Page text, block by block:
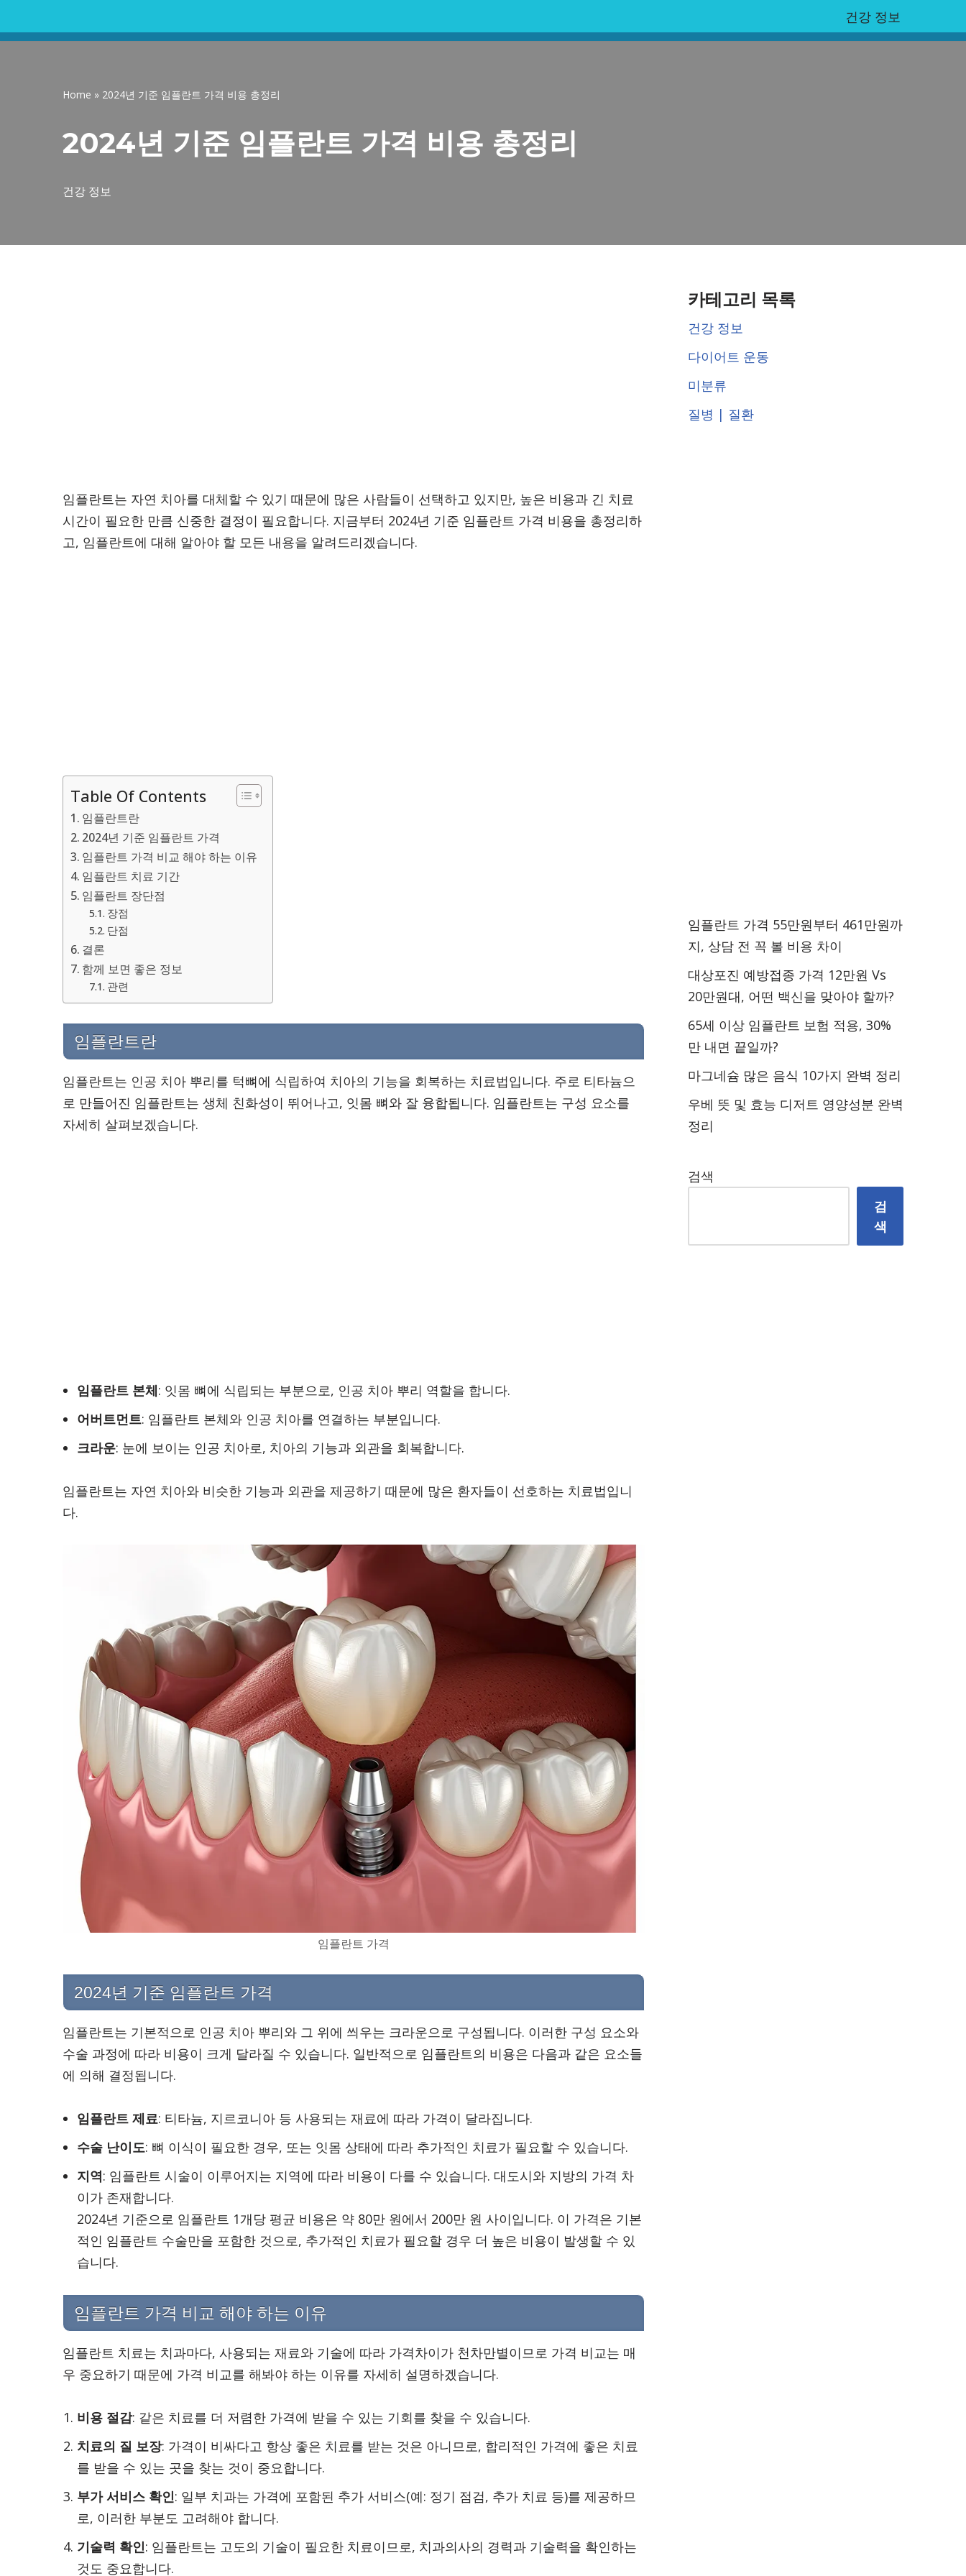
콘
건강 정보
Home » 2024년 기준 임플란트 가격 비용 총정리
2024년 기준 임플란트 가격 비용 총정리
건강 정보
임플란트는 자연 치아를 대체할 수 있기 때문에 많은 사람들이 선택하고 있지만, 높은 비용과 긴 치료
시간이 필요한 만큼 신중한 결정이 필요합니다. 지금부터 2024년 기준 임플란트 가격 비용을 총정리하
고, 임플란트에 대해 알아야 할 모든 내용을 알려드리겠습니다.
Table Of Contents
임플란트란
2024년 기준 임플란트 가격
임플란트 가격 비교 해야 하는 이유
임플란트 치료 기간
임플란트 장단점
장점
단점
결론
함께 보면 좋은 정보
관련
임플란트란
임플란트는 인공 치아 뿌리를 턱뼈에 식립하여 치아의 기능을 회복하는 치료법입니다. 주로 티타늄으
로 만들어진 임플란트는 생체 친화성이 뛰어나고, 잇몸 뼈와 잘 융합됩니다. 임플란트는 구성 요소를
자세히 살펴보겠습니다.
임플란트 본체: 잇몸 뼈에 식립되는 부분으로, 인공 치아 뿌리 역할을 합니다.
어버트먼트: 임플란트 본체와 인공 치아를 연결하는 부분입니다.
크라운: 눈에 보이는 인공 치아로, 치아의 기능과 외관을 회복합니다.
임플란트는 자연 치아와 비슷한 기능과 외관을 제공하기 때문에 많은 환자들이 선호하는 치료법입니
다.
임플란트 가격
2024년 기준 임플란트 가격
임플란트는 기본적으로 인공 치아 뿌리와 그 위에 씌우는 크라운으로 구성됩니다. 이러한 구성 요소와
수술 과정에 따라 비용이 크게 달라질 수 있습니다. 일반적으로 임플란트의 비용은 다음과 같은 요소들
에 의해 결정됩니다.
임플란트 제료: 티타늄, 지르코니아 등 사용되는 재료에 따라 가격이 달라집니다.
수술 난이도: 뼈 이식이 필요한 경우, 또는 잇몸 상태에 따라 추가적인 치료가 필요할 수 있습니다.
지역: 임플란트 시술이 이루어지는 지역에 따라 비용이 다를 수 있습니다. 대도시와 지방의 가격 차
이가 존재합니다.
2024년 기준으로 임플란트 1개당 평균 비용은 약 80만 원에서 200만 원 사이입니다. 이 가격은 기본
적인 임플란트 수술만을 포함한 것으로, 추가적인 치료가 필요할 경우 더 높은 비용이 발생할 수 있
습니다.
임플란트 가격 비교 해야 하는 이유
임플란트 치료는 치과마다, 사용되는 재료와 기술에 따라 가격차이가 천차만별이므로 가격 비교는 매
우 중요하기 때문에 가격 비교를 해봐야 하는 이유를 자세히 설명하겠습니다.
비용 절감: 같은 치료를 더 저렴한 가격에 받을 수 있는 기회를 찾을 수 있습니다.
치료의 질 보장: 가격이 비싸다고 항상 좋은 치료를 받는 것은 아니므로, 합리적인 가격에 좋은 치료
를 받을 수 있는 곳을 찾는 것이 중요합니다.
부가 서비스 확인: 일부 치과는 가격에 포함된 추가 서비스(예: 정기 점검, 추가 치료 등)를 제공하므
로, 이러한 부분도 고려해야 합니다.
기술력 확인: 임플란트는 고도의 기술이 필요한 치료이므로, 치과의사의 경력과 기술력을 확인하는
것도 중요합니다.
카테고리 목록
건강 정보
다이어트 운동
미분류
질병 | 질환
임플란트 가격 55만원부터 461만원까
지, 상담 전 꼭 볼 비용 차이
대상포진 예방접종 가격 12만원 Vs
20만원대, 어떤 백신을 맞아야 할까?
65세 이상 임플란트 보험 적용, 30%
만 내면 끝일까?
마그네슘 많은 음식 10가지 완벽 정리
우베 뜻 및 효능 디저트 영양성분 완벽
정리
검색
검
색